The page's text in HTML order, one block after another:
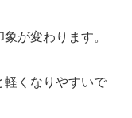
が変わります。
軽くなりやすいで